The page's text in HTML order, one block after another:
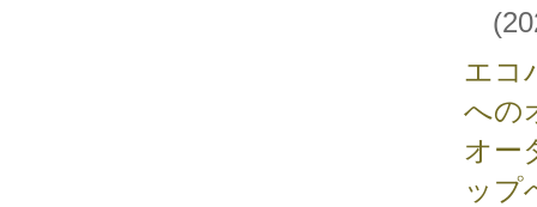
エコ
への
オー
ップ